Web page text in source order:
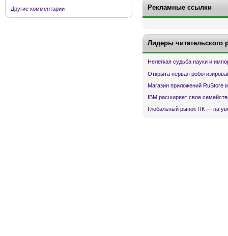
Другие комментарии
Рекламные ссылки
Лидеры читательского
Нелегкая судьба науки и
Открыта первая
Магазин приложений RuStore
IBM расширяет свое
Глобальный рынок ПК — на